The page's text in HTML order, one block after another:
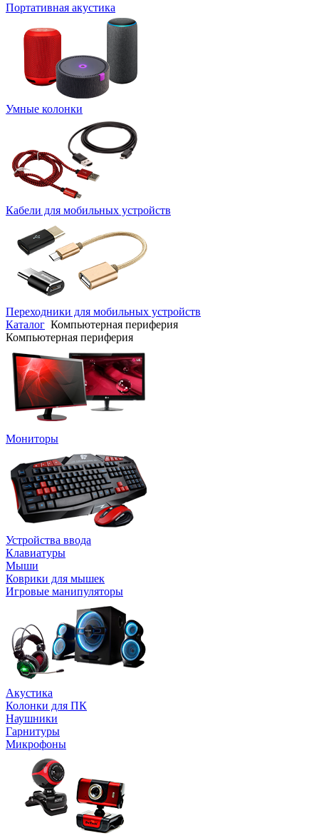
Портативная акустика
Умные колонки
Кабели для мобильных устройств
Переходники для мобильных устройств
Каталог Компьютерная периферия
Компьютерная периферия
Мониторы
Устройства ввода
Клавиатуры
Мыши
Коврики для мышек
Игровые манипуляторы
Акустика
Колонки для ПК
Наушники
Гарнитуры
Микрофоны